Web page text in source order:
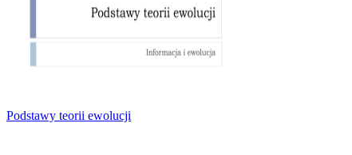
Podstawy teorii ewolucji